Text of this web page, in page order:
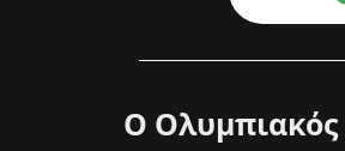
Ο Ολυμπιακός